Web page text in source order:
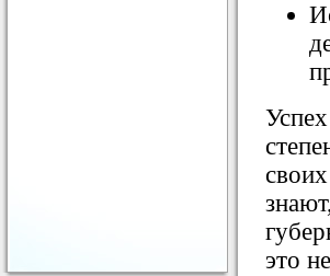
это